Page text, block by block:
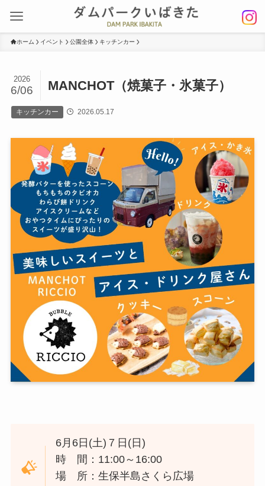
ホーム イベント 公園全体 キッチンカー
MANCHOT（焼菓子・氷菓子）
2026
6/06
キッチンカー 2026.05.17
6月6日(土)７日(日)
時 間：11:00～16:00
場 所：生保半島さくら広場